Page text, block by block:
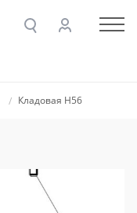
Кладовая Н56